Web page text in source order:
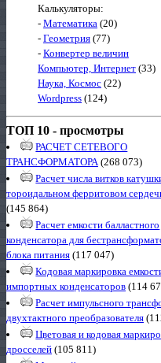
Калькуляторы:
- Математика (20)
- Геометрия (77)
- Конвертер величин
Компьютер, Интернет (33)
Наука, Космос (22)
Wordpress (124)
ТОП 10 - просмотры
РАСЧЕТ СЕТЕВОГО
ТРАНСФОРМАТОРА(268 073)
Расчет числа витков
тороидальном ферритовом
(145 864)
Расчет емкости балластного
конденсатора для
блока питания (117 047)
Кодовая маркировка
импортных конденсаторов (114
Расчет импульсного
двухтактного преобразователя
Цветовая и кодовая
дросселей (105 811)